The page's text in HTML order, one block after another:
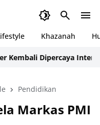
Khazanah
Dipercaya
Pendidikan
Markas PMI